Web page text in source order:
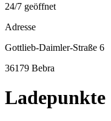
24/7 geöffnet
Adresse
Gottlieb-Daimler-Straße 6
36179 Bebra
Ladepunkte